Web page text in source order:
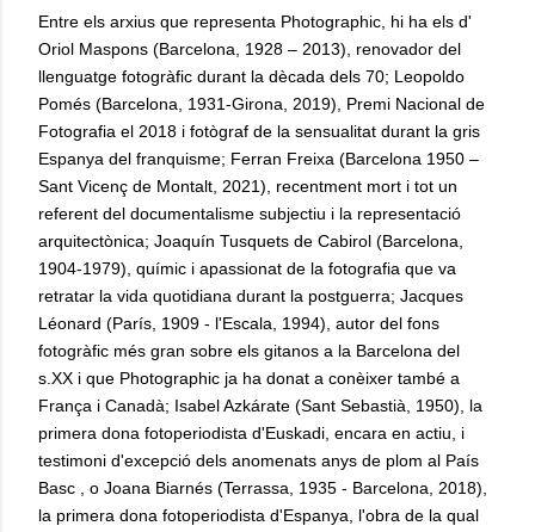
Entre els arxius que representa Photographic, hi ha els d'
Oriol Maspons (Barcelona, ​​1928 – 2013), renovador del
llenguatge fotogràfic durant la dècada dels 70; Leopoldo
Pomés (Barcelona, ​​1931-Girona, 2019), Premi Nacional de
Fotografia el 2018 i fotògraf de la sensualitat durant la gris
Espanya del franquisme; Ferran Freixa (Barcelona 1950 –
Sant Vicenç de Montalt, 2021), recentment mort i tot un
referent del documentalisme subjectiu i la representació
arquitectònica; Joaquín Tusquets de Cabirol (Barcelona, ​​
1904-1979), químic i apassionat de la fotografia que va
retratar la vida quotidiana durant la postguerra; Jacques
Léonard (París, 1909 - l'Escala, 1994), autor del fons
fotogràfic més gran sobre els gitanos a la Barcelona del
s.XX i que Photographic ja ha donat a conèixer també a
França i Canadà; Isabel Azkárate (Sant Sebastià, 1950), la
primera dona fotoperiodista d'Euskadi, encara en actiu, i
testimoni d'excepció dels anomenats anys de plom al País
Basc , o Joana Biarnés (Terrassa, 1935 - Barcelona, ​​2018),
la primera dona fotoperiodista d'Espanya, l'obra de la qual